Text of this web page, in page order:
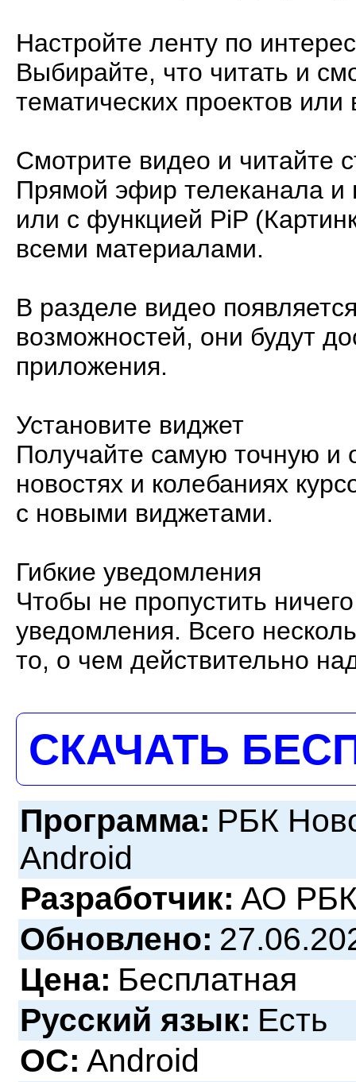
Настройте ленту по
Выбирайте, что читать и
тематических проектов или
Смотрите видео и читайте
Прямой эфир телеканала и
или с функцией PiP
всеми материалами.
В разделе видео
возможностей, они будут
приложения.
Установите виджет
Получайте самую точную
новостях и колебаниях
с новыми виджетами.
Гибкие уведомления
Чтобы не пропустить
уведомления. Всего
то, о чем действительно
СКАЧАТЬ
Программа: РБК
Android
Разработчик: АО
Обновлено:
Цена: Бесплатная
Русский язык: Есть
ОС: Android